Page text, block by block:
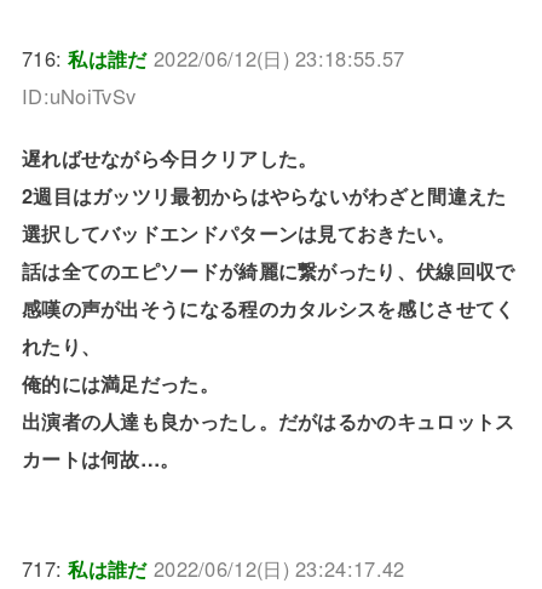
716:私は誰だ 2022/06/12(日) 23:18:55.57
ID:uNoiTvSv
遅ればせながら今日クリアした。
2週目はガッツリ最初からはやらないがわざと間違えた
選択してバッドエンドパターンは見ておきたい。
話は全てのエピソードが綺麗に繋がったり、伏線回収で
感嘆の声が出そうになる程のカタルシスを感じさせてく
れたり、
俺的には満足だった。
出演者の人達も良かったし。だがはるかのキュロットス
カートは何故…。
717:私は誰だ 2022/06/12(日) 23:24:17.42